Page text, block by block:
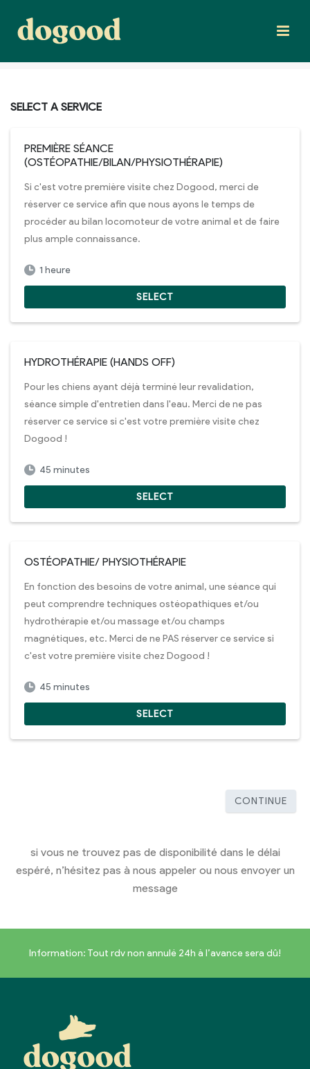
SELECT A SERVICE
PREMIÈRE SÉANCE
(OSTÉOPATHIE/BILAN/PHYSIOTHÉRAPIE)
Si c'est votre première visite chez Dogood, merci de
réserver ce service afin que nous ayons le temps de
procéder au bilan locomoteur de votre animal et de faire
plus ample connaissance.
1 heure
SELECT
HYDROTHÉRAPIE (HANDS OFF)
Pour les chiens ayant déjà terminé leur revalidation,
séance simple d'entretien dans l'eau. Merci de ne pas
réserver ce service si c'est votre première visite chez
Dogood !
45 minutes
SELECT
OSTÉOPATHIE/ PHYSIOTHÉRAPIE
En fonction des besoins de votre animal, une séance qui
peut comprendre techniques ostéopathiques et/ou
hydrothérapie et/ou massage et/ou champs
magnétiques, etc. Merci de ne PAS réserver ce service si
c'est votre première visite chez Dogood !
45 minutes
SELECT
CONTINUE
si vous ne trouvez pas de disponibilité dans le délai
espéré, n’hésitez pas à nous appeler ou nous envoyer un
message
Information: Tout rdv non annulé 24h à l’avance sera dû!